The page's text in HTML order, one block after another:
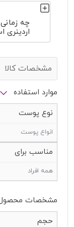
چه
اردینری
مشخصات کالا
موارد استفاده
نوع پوست
انواع پوست
مناسب برای
همه افراد
مشخصات
حجم